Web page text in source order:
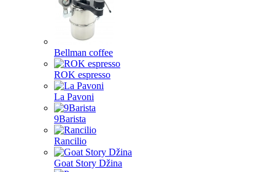
Bellman coffee
ROK espresso
La Pavoni
9Barista
Rancilio
Goat Story Džina